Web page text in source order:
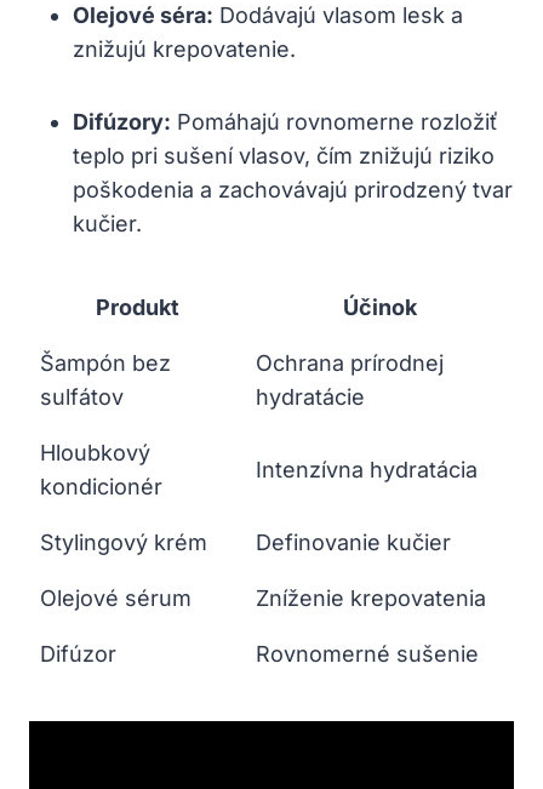
Olejové ⁤séra: Dodávajú vlasom ⁢lesk a
znižujú krepovatenie.
Difúzory: Pomáhajú rovnomerne rozložiť
teplo pri sušení vlasov, čím znižujú riziko
poškodenia a zachovávajú prirodzený tvar
kučier.
Produkt Účinok
Šampón bez
sulfátov
Ochrana prírodnej
hydratácie
Hloubkový⁤
kondicionér
Intenzívna hydratácia
Stylingový krém Definovanie kučier
Olejové sérum Zníženie⁣ krepovatenia
Difúzor Rovnomerné sušenie